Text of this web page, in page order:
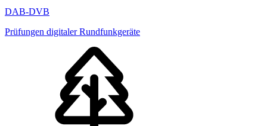
DAB-DVB
Prüfungen digitaler Rundfunkgeräte